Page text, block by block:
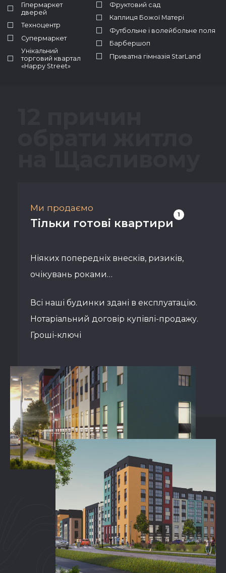
Гіпермаркет
дверей
Техноцентр
Супермаркет
Унікальний
торговий квартал
«Happy Street»
Фруктовий сад
Каплиця Божої Матері
Футбольне і волейбольне поля
Барбершоп
Приватна гімназія StarLand
Ми продаємо
Тільки готові квартири
1
Ніяких попередніх внесків, ризиків,
очікувань роками…
Всі наші будинки здані в експлуатацію.
Нотаріальний договір купівлі-продажу.
Гроші-ключі